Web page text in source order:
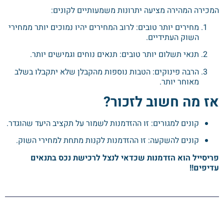
המכירה המהירה מציעה יתרונות משמעותיים לקונים:
מחירים יותר טובים: לרוב המחירים יהיו נמוכים יותר ממחירי
השוק העתידיים.
תנאי תשלום יותר טובים: תנאים נוחים וגמישים יותר.
הרבה פינוקים: הטבות נוספות מהקבלן שלא יתקבלו בשלב
מאוחר יותר.
אז מה חשוב לזכור?
קונים למגורים: זו ההזדמנות לשמור על תקציב היעד שהוגדר.
קונים להשקעה: זו ההזדמנות לקנות מתחת למחירי השוק.
פריסייל הוא הזדמנות שכדאי לנצל לרכישת נכס בתנאים
עדיפים!!